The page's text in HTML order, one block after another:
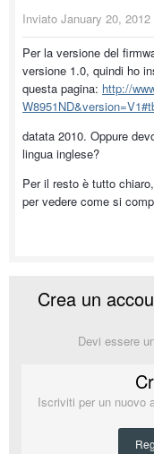
Inviato January 20, 2012
Per la versione del
versione 1.0, quindi ho
questa pagina: http://
datata 2010. Oppure
lingua inglese?
Per il resto è tutto
per vedere come si
Crea un
Devi essere
Iscriviti per un nuovo